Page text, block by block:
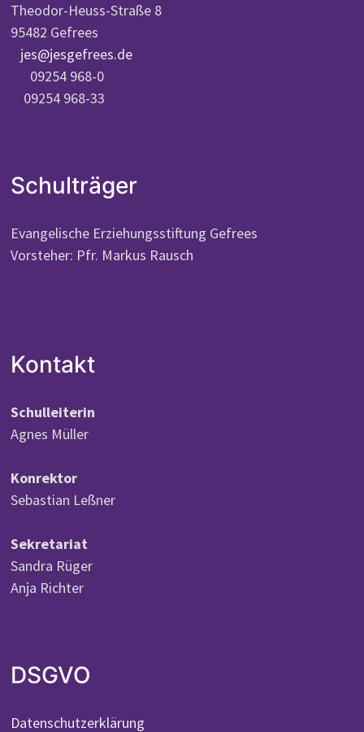
Theodor-Heuss-Straße 8
95482 Gefrees
jes@jesgefrees.de
09254 968-0
09254 968-33
Schulträger
Evangelische Erziehungsstiftung Gefrees
Vorsteher: Pfr. Markus Rausch
Kontakt
Schulleiterin
Agnes Müller
Konrektor
Sebastian Leßner
Sekretariat
Sandra Rüger
Anja Richter
DSGVO
Datenschutzerklärung